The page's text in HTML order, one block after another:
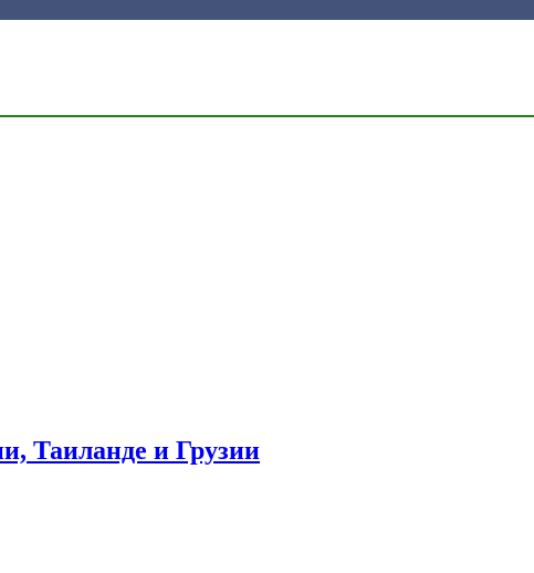
Таиланде и Грузии